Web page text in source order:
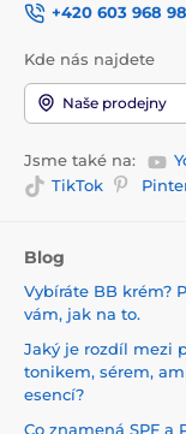
+420 603 968
Kde nás najdete
Naše prodejny
Jsme také na:
TikTok
Blog
Vybíráte BB krém?
vám, jak na to.
Jaký je rozdíl mezi
tonikem, sérem,
esencí?
Co znamená SPF a